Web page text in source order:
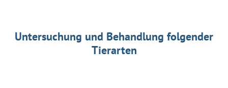
Untersuchung und Behandlung folgender
Tierarten